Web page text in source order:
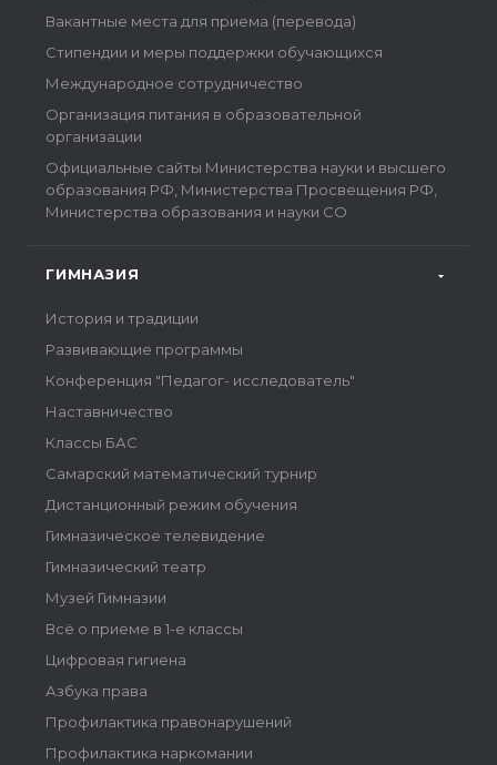
Вакантные места для приема (перевода)
Стипендии и меры поддержки обучающихся
Международное сотрудничество
Организация питания в образовательной
организации
Официальные сайты Министерства науки и высшего
образования РФ, Министерства Просвещения РФ,
Министерства образования и науки СО
ГИМНАЗИЯ
История и традиции
Развивающие программы
Конференция "Педагог- исследователь"
Наставничество
Классы БАС
Самарский математический турнир
Дистанционный режим обучения
Гимназическое телевидение
Гимназический театр
Музей Гимназии
Всё о приеме в 1-е классы
Цифровая гигиена
Азбука права
Профилактика правонарушений
Профилактика наркомании